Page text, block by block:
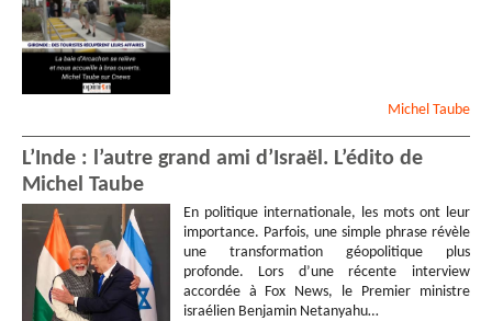
Michel Taube
L’Inde : l’autre grand ami d’Israël. L’édito de
Michel Taube
En politique internationale, les mots ont leur
importance. Parfois, une simple phrase révèle
une transformation géopolitique plus
profonde. Lors d’une récente interview
accordée à Fox News, le Premier ministre
israélien Benjamin Netanyahu…